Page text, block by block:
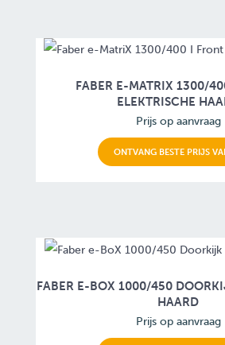
FABER E-MATRIX 1300/
ELEKTRISCHE
Prijs op aanvraag
ONTVANG BESTE PRIJS
FABER E-BOX 1000/450
HAARD
Prijs op aanvraag